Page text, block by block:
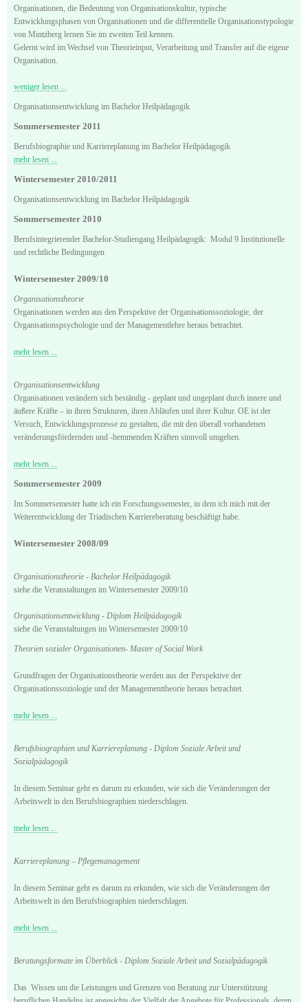
Organisationen, die Bedeutung von Organisationskultur, typische
Entwicklungsphasen von Organisationen und die differentielle Organisationstypologie
von Mintzberg lernen Sie im zweiten Teil kennen.
Gelernt wird im Wechsel von Theorieinput, Verarbeitung und Transfer auf die eigene
Organisation.
weniger lesen ...
Organisationsentwicklung im Bachelor Heilpädagogik
Sommersemester 2011
Berufsbiographie und Karriereplanung im Bachelor Heilpädagogik
mehr lesen ...
Wintersemester 2010/2011
Organisationsentwicklung im Bachelor Heilpädagogik
Sommersemester 2010
Berufsintegrierender Bachelor-Studiengang Heilpädagogik: Modul 9 Institutionelle
und rechtliche Bedingungen
Wintersemester 2009/10
Organisationstheorie
Organisationen werden aus den Perspektive der Organisationssoziologie, der
Organisationspsychologie und der Managementlehre heraus betrachtet.
mehr lesen ...
Organisationsentwicklung
Organisationen verändern sich beständig - geplant und ungeplant durch innere und
äußere Kräfte – in ihren Strukturen, ihren Abläufen und ihrer Kultur. OE ist der
Versuch, Entwicklungsprozesse zu gestalten, die mit den überall vorhandenen
veränderungsfördernden und -hemmenden Kräften sinnvoll umgehen.
mehr lesen ...
Sommersemester 2009
Im Sommersemester hatte ich ein Forschungssemester, in dem ich mich mit der
Weiterentwicklung der Triadischen Karriereberatung beschäftigt habe.
Wintersemester 2008/09
Organisationstheorie - Bachelor Heilpädagogik
siehe die Veranstaltungen im Wintersemester 2009/10
Organisationsentwicklung - Diplom Heilpädagogik
siehe die Veranstaltungen im Wintersemester 2009/10
Theorien sozialer Organisationen- Master of Social Work
Grundfragen der Organisationstheorie werden aus der Perspektive der
Organisationssoziologie und der Managementtheorie heraus betrachtet.
mehr lesen ...
Berufsbiographien und Karriereplanung - Diplom Soziale Arbeit und
Sozialpädagogik
In diesem Seminar geht es darum zu erkunden, wie sich die Veränderungen der
Arbeitswelt in den Berufsbiographien niederschlagen.
mehr lesen ...
Karriereplanung – Pflegemanagement
In diesem Seminar geht es darum zu erkunden, wie sich die Veränderungen der
Arbeitswelt in den Berufsbiographien niederschlagen.
mehr lesen ...
Beratungsformate im Überblick - Diplom Soziale Arbeit und Sozialpädagogik
Das Wissen um die Leistungen und Grenzen von Beratung zur Unterstützung
beruflichen Handelns ist angesichts der Vielfalt der Angebote für Professionals, deren